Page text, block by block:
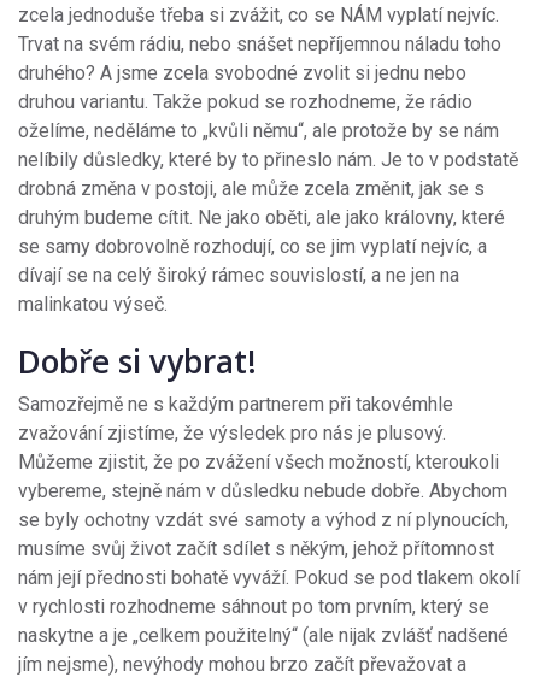
zcela jednoduše třeba si zvážit, co se NÁM vyplatí nejvíc.
Trvat na svém rádiu, nebo snášet nepříjemnou náladu toho
druhého? A jsme zcela svobodné zvolit si jednu nebo
druhou variantu. Takže pokud se rozhodneme, že rádio
oželíme, neděláme to „kvůli němu“, ale protože by se nám
nelíbily důsledky, které by to přineslo nám. Je to v podstatě
drobná změna v postoji, ale může zcela změnit, jak se s
druhým budeme cítit. Ne jako oběti, ale jako královny, které
se samy dobrovolně rozhodují, co se jim vyplatí nejvíc, a
dívají se na celý široký rámec souvislostí, a ne jen na
malinkatou výseč.
Dobře si vybrat!
Samozřejmě ne s každým partnerem při takovémhle
zvažování zjistíme, že výsledek pro nás je plusový.
Můžeme zjistit, že po zvážení všech možností, kteroukoli
vybereme, stejně nám v důsledku nebude dobře. Abychom
se byly ochotny vzdát své samoty a výhod z ní plynoucích,
musíme svůj život začít sdílet s někým, jehož přítomnost
nám její přednosti bohatě vyváží. Pokud se pod tlakem okolí
v rychlosti rozhodneme sáhnout po tom prvním, který se
naskytne a je „celkem použitelný“ (ale nijak zvlášť nadšené
jím nejsme), nevýhody mohou brzo začít převažovat a